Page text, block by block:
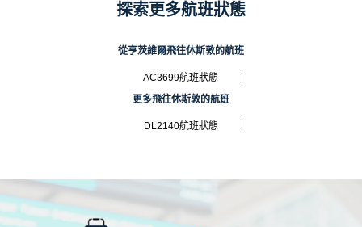
探索更多航班狀態
從亨茨維爾飛往休斯敦的航班
AC3699航班狀態
更多飛往休斯敦的航班
DL2140航班狀態